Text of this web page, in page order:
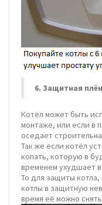
6. Защитная
Котёл может быть
монтаже, или если в
оседает
Так же если котёл
копать, которую в
временем ухудшает
То для защиты
котлы в защитную
время её можно